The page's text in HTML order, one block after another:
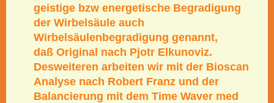
geistige bzw energetische Begradigung
der Wirbelsäule auch
Wirbelsäulenbegradigung genannt,
daß Original nach Pjotr Elkunoviz.
Desweiteren arbeiten wir mit der Bioscan
Analyse nach Robert Franz und der
Balancierung mit dem Time Waver med